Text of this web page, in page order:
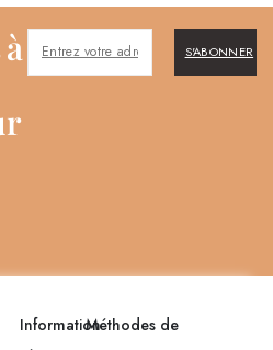
S'ABONNER
InformationMéthodes de